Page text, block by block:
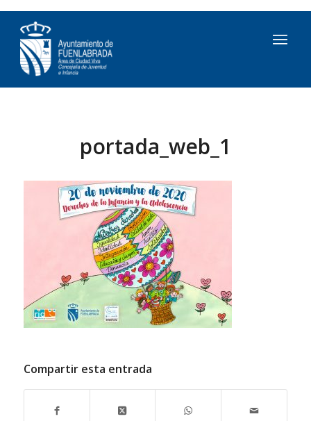
portada_web_1
Compartir esta entrada